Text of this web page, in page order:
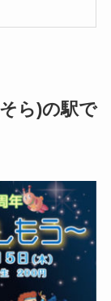
ら)の駅で